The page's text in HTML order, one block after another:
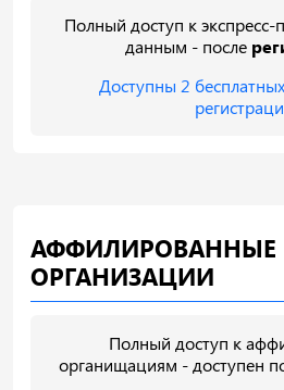
Полный доступ к экспресс-
данным - после
Доступны 2
АФФИЛИРОВАННЫЕ
ОРГАНИЗАЦИИ
Полный доступ к
органищациям - доступен